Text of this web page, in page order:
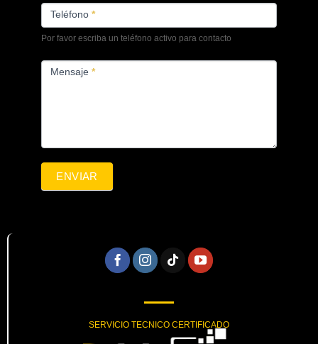
Teléfono*
Por favor escriba un teléfono activo para contacto
Mensaje*
ENVIAR
SERVICIO TECNICO CERTIFICADO